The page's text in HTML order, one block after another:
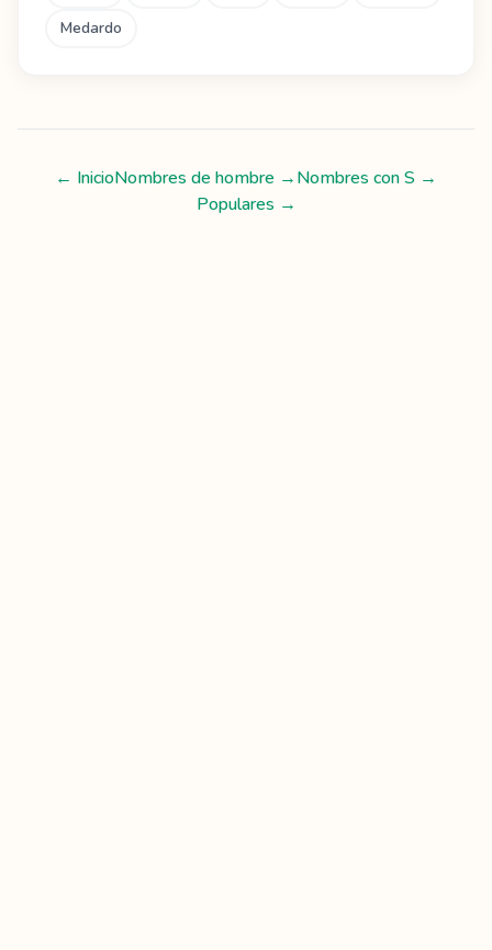
Medardo
← InicioNombres de hombre →Nombres conS →
Populares →